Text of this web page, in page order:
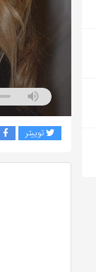
توییتر